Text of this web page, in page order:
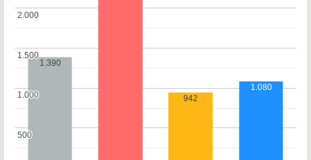
500
500
1.000
1.000
1.500
1.500
2.000
2.000
1.390
942
1.080